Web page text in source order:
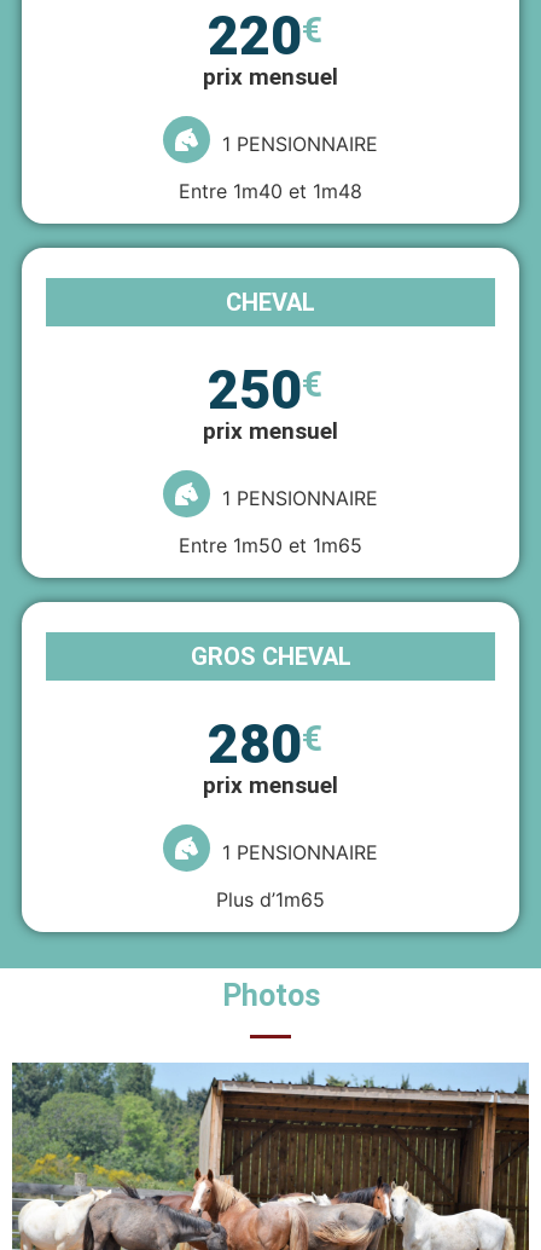
220€
prix mensuel
1 PENSIONNAIRE
Entre 1m40 et 1m48
CHEVAL
250€
prix mensuel
1 PENSIONNAIRE
Entre 1m50 et 1m65
GROS CHEVAL
280€
prix mensuel
1 PENSIONNAIRE
Plus d’1m65
Photos